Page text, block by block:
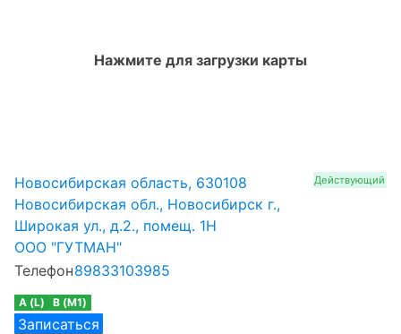
Нажмите для загрузки карты
Новосибирская область, 630108
Новосибирская обл., Новосибирск г.,
Широкая ул., д.2., помещ. 1Н
ООО "ГУТМАН"
Телефон89833103985
A (L) B (M1)
Записаться
Действующий